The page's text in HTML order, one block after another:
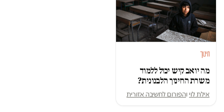
חינוך
מה יואב קיש יכול ללמוד
משרת החינוך הלבנונית?
אילת לוי והפורום לחשיבה אזורית